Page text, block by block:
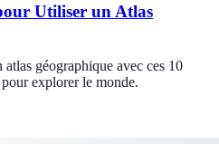
Utiliser un Atlas
géographique avec ces 10
explorer le monde.